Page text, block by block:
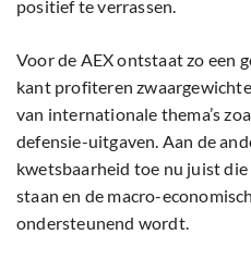
positief te verrassen.
Voor de AEX ontstaat zo een
kant profiteren
van internationale thema’s
defensie-uitgaven. Aan de
kwetsbaarheid toe nu juist
staan en de macro-
ondersteunend wordt.